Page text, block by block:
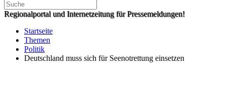
Regionalportal und Internetzeitung für Pressemeldungen!
Startseite
Themen
Politik
Deutschland muss sich für Seenotrettung einsetzen